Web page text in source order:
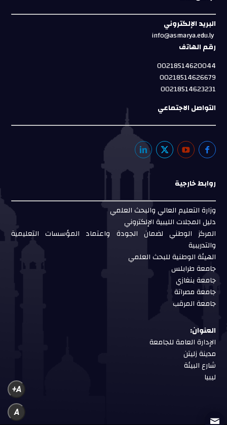
البريد الإلكتروني
info@asmarya.edu.ly
رقم الهاتف
00218514620044
00218514626679
00218514623231
التواصل الاجتماعي
روابط خارجية
وزارة التعليم العالي والبحث العلمي
دليل المجلات الليبية الإلكتروني
المركز الوطني لضمان الجودة واعتماد المؤسسات التعليمية
والتدريبية
الهيئة الوطنية للبحث العلمي
جامعة طرابلس
جامعة بنغازي
جامعة مصراتة
جامعة المرقب
العنوان:
الإدارة العامة للجامعة
مدينة زليتن
شارع البيئة
ليبيا
A+
A